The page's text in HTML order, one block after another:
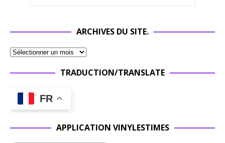
ARCHIVES DU SITE.
TRADUCTION/TRANSLATE
FR
APPLICATION VINYLESTIMES